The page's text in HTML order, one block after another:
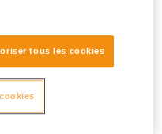
freinage
tous les cookies